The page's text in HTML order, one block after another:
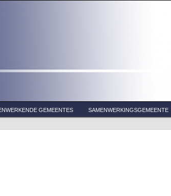
GEMEENTES SAMENWERKINGSGEMEENTE